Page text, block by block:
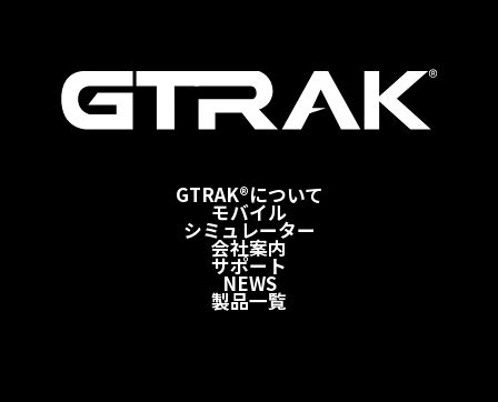
GTRAK®について
モバイル
シミュレーター
会社案内
サポート
NEWS
製品一覧